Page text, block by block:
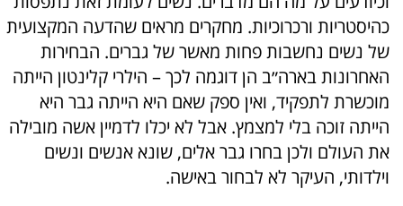
כהיסטריות ורכרוכיות. מחקרים מראים שהדעה המקצועית
של נשים נחשבות פחות מאשר של גברים. הבחירות
האחרונות בארה״ב הן דוגמה לכך – הילרי קלינטון הייתה
מוכשרת לתפקיד, ואין ספק שאם היא הייתה גבר היא
הייתה זוכה בלי למצמץ. אבל לא יכלו לדמיין אשה מובילה
את העולם ולכן בחרו גבר אלים, שונא אנשים ונשים
וילדותי, העיקר לא לבחור באישה.